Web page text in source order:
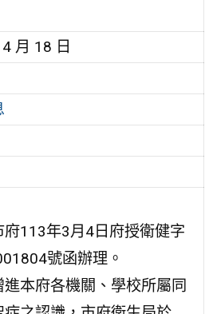
月 18 日
府113年3月4日府授衛健字
號函辦理。
進本府各機關、學校所屬同